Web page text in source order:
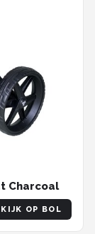
Charcoal
OP BOL